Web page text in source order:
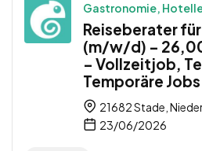
Gastronomie,
Reiseberater
(m/w/d) –
– Vollzeitjob,
Temporäre Jobs
21682 Stade,
23/06/2026